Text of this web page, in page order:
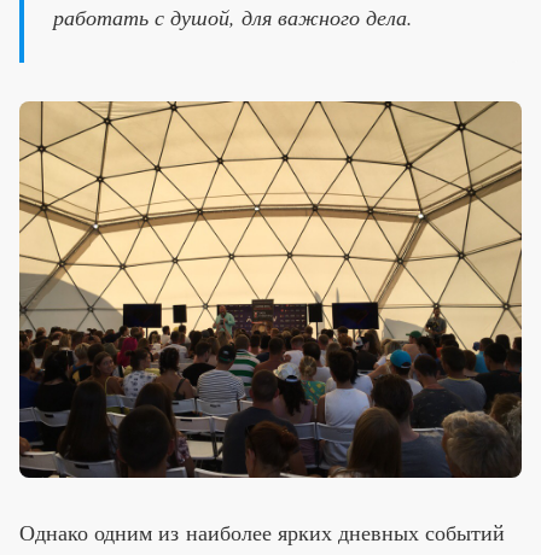
работать с душой, для важного дела.
Однако одним из наиболее ярких дневных событий